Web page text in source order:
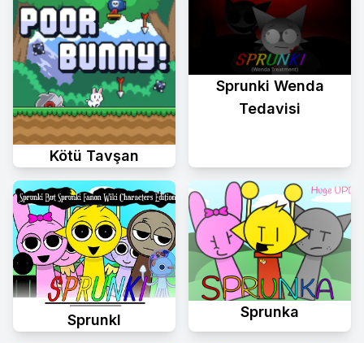
Kötü Tavşan
Sprunki Wenda
Tedavisi
Sprunkl
Sprunka